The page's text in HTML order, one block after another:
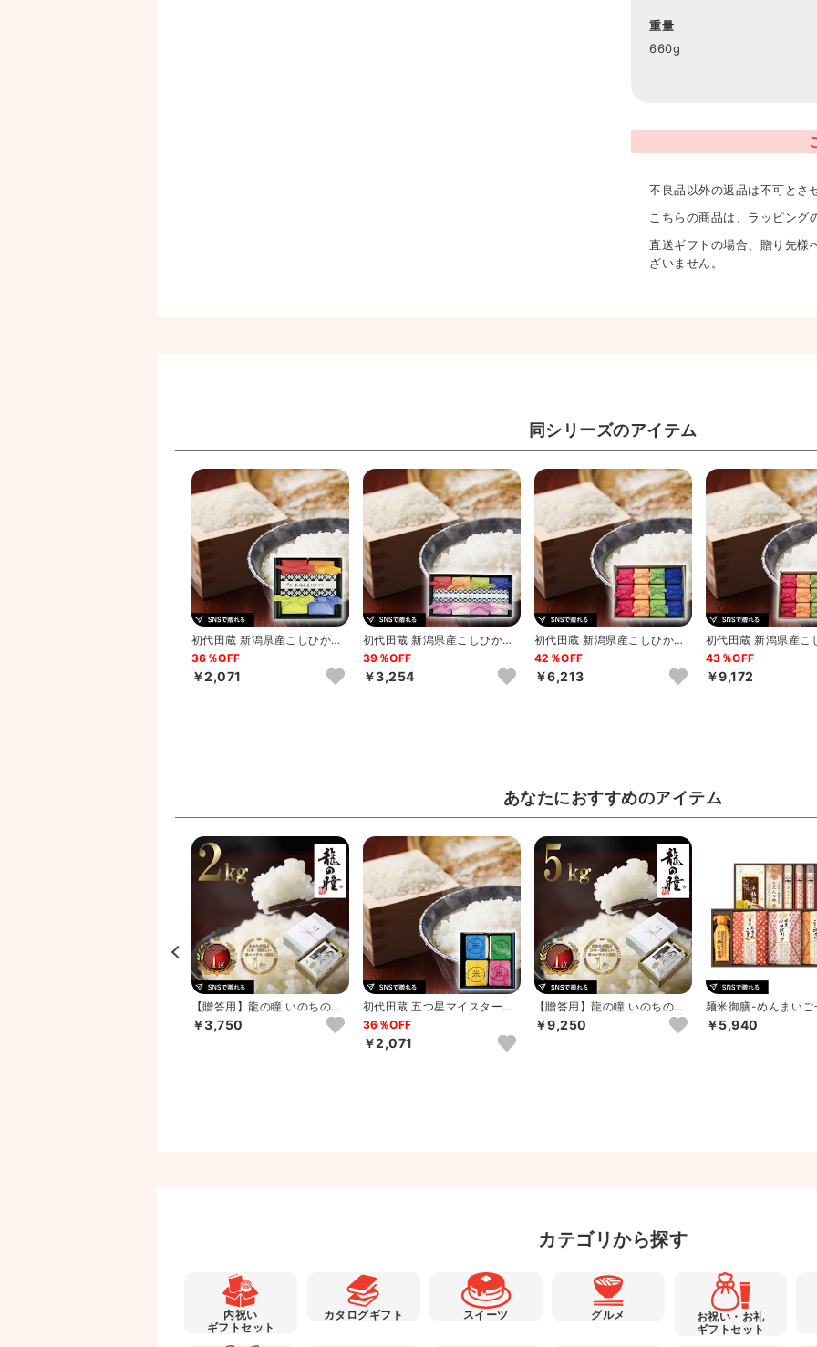
重量
660g
不良品以外の返品は不可とさ
こちらの商品は、ラッピング
直送ギフトの場合、贈り先様
ざいません。
同シリーズのアイテム
初代田蔵 新潟県産こしひかり
ギフトA
36％OFF
￥2,071
初代田蔵 新潟県産こしひかり
ギフトB
39％OFF
￥3,254
初代田蔵 新潟県産こしひかり
ギフトC
42％OFF
￥6,213
初代田蔵 新潟県産こ
ギフトD
43％OFF
￥9,172
あなたにおすすめのアイテム
【贈答用】龍の瞳 いのちの壱
2025年 岐阜県飛騨産 ...
￥3,750
初代田蔵 五つ星マイスター厳
選・新潟県産こしひかり味わ
い...
36％OFF
￥2,071
【贈答用】龍の瞳 いのちの壱
2025年 岐阜県飛騨産 ...
￥9,250
麺米御膳-めんまい
￥5,940
カテゴリから探す
内祝い
ギフトセット
カタログギフト スイーツ グルメ
お祝い・お礼
ギフトセット